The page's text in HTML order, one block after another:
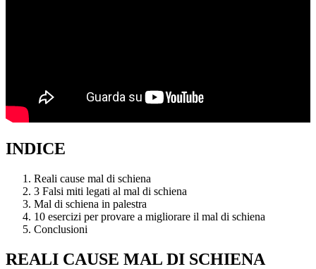
INDICE
Reali cause mal di schiena
3 Falsi miti legati al mal di schiena
Mal di schiena in palestra
10 esercizi per provare a migliorare il mal di schiena
Conclusioni
REALI CAUSE MAL DI SCHIENA